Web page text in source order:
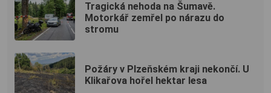
Tragická nehoda na Šumavě.
Motorkář zemřel po nárazu do
stromu
Požáry v Plzeňském kraji nekončí. U
Klikařova hořel hektar lesa